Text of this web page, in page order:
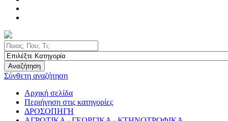
Αναζήτηση
Σύνθετη αναζήτηση
Αρχική σελίδα
Περιήγηση στις κατηγορίες
ΔΡΟΣΟΠΗΓΗ